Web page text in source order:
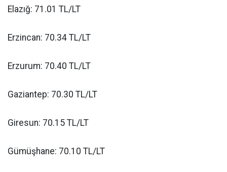
Elazığ: 71.01 TL/LT
Erzincan: 70.34 TL/LT
Erzurum: 70.40 TL/LT
Gaziantep: 70.30 TL/LT
Giresun: 70.15 TL/LT
Gümüşhane: 70.10 TL/LT